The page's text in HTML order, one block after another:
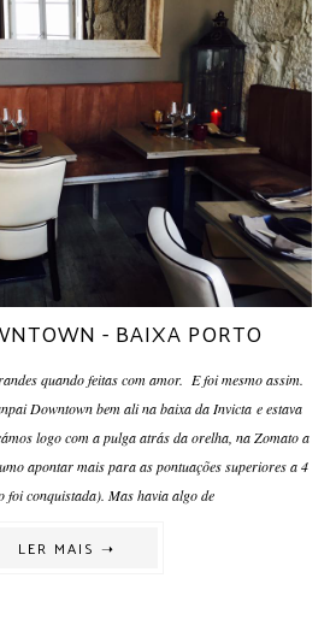
- BAIXA PORTO
quando feitas com amor. E foi mesmo assim.
Downtown bem ali na baixa da Invicta e estava
logo com a pulga atrás da orelha, na Zomato a
apontar mais para as pontuações superiores a 4
foi conquistada). Mas havia algo de
LER MAIS ➝